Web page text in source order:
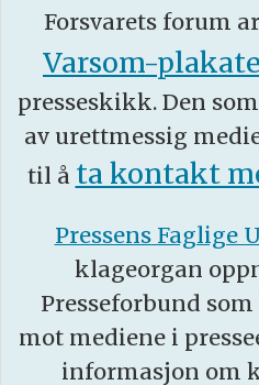
Forsvarets forum
Varsom-
presseskikk. Den
av urettmessig
til å ta kontakt
Pressens Faglige
klageorgan
Presseforbund
mot mediene i
informasjon om